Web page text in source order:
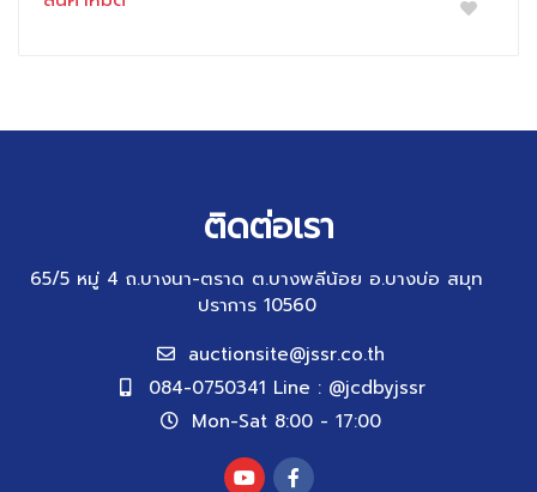
ติดต่อเรา
65/5 หมู่ 4 ถ.บางนา-ตราด ต.บางพลีน้อย อ.บางบ่อ สมุท
ปราการ 10560
auctionsite@jssr.co.th
084-0750341 Line : @jcdbyjssr
Mon-Sat 8:00 - 17:00